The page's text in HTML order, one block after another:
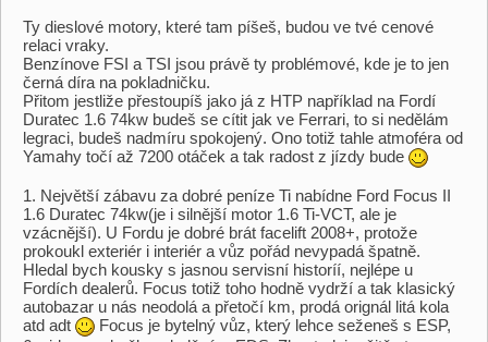
Ty dieslové motory, které tam píšeš, budou ve tvé cenové
relaci vraky.
Benzínove FSI a TSI jsou právě ty problémové, kde je to jen
černá díra na pokladničku.
Přitom jestliže přestoupíš jako já z HTP například na Fordí
Duratec 1.6 74kw budeš se cítit jak ve Ferrari, to si nedělám
legraci, budeš nadmíru spokojený. Ono totiž tahle atmoféra od
Yamahy točí až 7200 otáček a tak radost z jízdy bude
1. Největší zábavu za dobré peníze Ti nabídne Ford Focus II
1.6 Duratec 74kw(je i silnější motor 1.6 Ti-VCT, ale je
vzácnější). U Fordu je dobré brát facelift 2008+, protože
prokoukl exteriér i interiér a vůz pořád nevypadá špatně.
Hledal bych kousky s jasnou servisní historíí, nejlépe u
Fordích dealerů. Focus totiž toho hodně vydrží a tak klasický
autobazar u nás neodolá a přetočí km, prodá orignál litá kola
atd adt
Focus je bytelný vůz, který lehce seženeš s ESP,